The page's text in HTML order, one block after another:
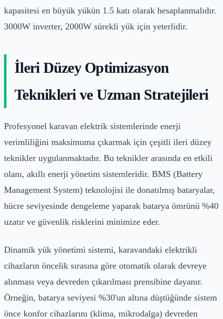
kapasitesi en büyük yükün 1.5 katı olarak hesaplanmalıdır.
3000W inverter, 2000W sürekli yük için yeterlidir.
İleri Düzey Optimizasyon
Teknikleri ve Uzman Stratejileri
Profesyonel karavan elektrik sistemlerinde enerji
verimliliğini maksimuma çıkarmak için çeşitli ileri düzey
teknikler uygulanmaktadır. Bu teknikler arasında en etkili
olanı, akıllı enerji yönetim sistemleridir. BMS (Battery
Management System) teknolojisi ile donatılmış bataryalar,
hücre seviyesinde dengeleme yaparak batarya ömrünü %40
uzatır ve güvenlik risklerini minimize eder.
Dinamik yük yönetimi sistemi, karavandaki elektrikli
cihazların öncelik sırasına göre otomatik olarak devreye
alınması veya devreden çıkarılması prensibine dayanır.
Örneğin, batarya seviyesi %30'un altına düştüğünde sistem
önce konfor cihazlarını (klima, mikrodalga) devreden